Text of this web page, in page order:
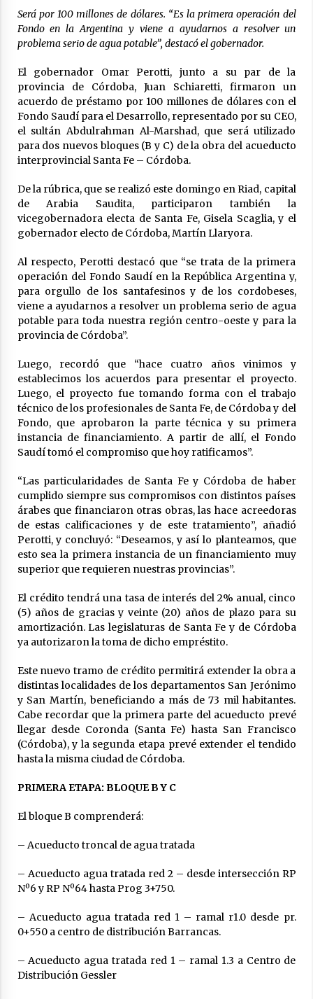
La Provincia cerró en Ceres la 1° ronda de
jornadas regionales sobre el fenómeno de El
Niño 2026-2027
05/08/2026
Ceres: dictaron prisión preventiva a un
hombre por el abuso sexual de dos niñas de
su entorno familiar
04/08/2026
Arrufó fue sede de una Jornada de
Capacitación del programa provincial «Crecer
04/08/2026
El CER N° 363 de Hersilia recibió un aporte
FANI para equipamiento en el marco de fuertes
inversiones educativas
Michlig y González entregaron aportes
gubernamentales en Ceres y recorrieron
obras junto a la intendente Dupouy
04/08/2026
Educativa por $26 millones
03/08/2026
Será por 100 millones de dólares. “Es la primera operación del
Fondo en la Argentina y viene a ayudarnos a resolver un
problema serio de agua potable”, destacó el gobernador.
El gobernador Omar Perotti, junto a su par de la
provincia de Córdoba, Juan Schiaretti, firmaron un
acuerdo de préstamo por 100 millones de dólares con el
Fondo Saudí para el Desarrollo, representado por su CEO,
el sultán Abdulrahman Al-Marshad, que será utilizado
para dos nuevos bloques (B y C) de la obra del acueducto
interprovincial Santa Fe – Córdoba.
De la rúbrica, que se realizó este domingo en Riad, capital
de Arabia Saudita, participaron también la
vicegobernadora electa de Santa Fe, Gisela Scaglia, y el
gobernador electo de Córdoba, Martín Llaryora.
Al respecto, Perotti destacó que “se trata de la primera
operación del Fondo Saudí en la República Argentina y,
para orgullo de los santafesinos y de los cordobeses,
viene a ayudarnos a resolver un problema serio de agua
potable para toda nuestra región centro-oeste y para la
provincia de Córdoba”.
Luego, recordó que “hace cuatro años vinimos y
establecimos los acuerdos para presentar el proyecto.
Luego, el proyecto fue tomando forma con el trabajo
técnico de los profesionales de Santa Fe, de Córdoba y del
Fondo, que aprobaron la parte técnica y su primera
instancia de financiamiento. A partir de allí, el Fondo
Saudí tomó el compromiso que hoy ratificamos”.
“Las particularidades de Santa Fe y Córdoba de haber
cumplido siempre sus compromisos con distintos países
árabes que financiaron otras obras, las hace acreedoras
de estas calificaciones y de este tratamiento”, añadió
Perotti, y concluyó: “Deseamos, y así lo planteamos, que
esto sea la primera instancia de un financiamiento muy
superior que requieren nuestras provincias”.
El crédito tendrá una tasa de interés del 2% anual, cinco
(5) años de gracias y veinte (20) años de plazo para su
amortización. Las legislaturas de Santa Fe y de Córdoba
ya autorizaron la toma de dicho empréstito.
Este nuevo tramo de crédito permitirá extender la obra a
distintas localidades de los departamentos San Jerónimo
y San Martín, beneficiando a más de 73 mil habitantes.
Cabe recordar que la primera parte del acueducto prevé
llegar desde Coronda (Santa Fe) hasta San Francisco
(Córdoba), y la segunda etapa prevé extender el tendido
hasta la misma ciudad de Córdoba.
PRIMERA ETAPA: BLOQUE B Y C
El bloque B comprenderá:
– Acueducto troncal de agua tratada
– Acueducto agua tratada red 2 – desde intersección RP
Nº6 y RP Nº64 hasta Prog 3+750.
– Acueducto agua tratada red 1 – ramal r1.0 desde pr.
0+550 a centro de distribución Barrancas.
– Acueducto agua tratada red 1 – ramal 1.3 a Centro de
Distribución Gessler